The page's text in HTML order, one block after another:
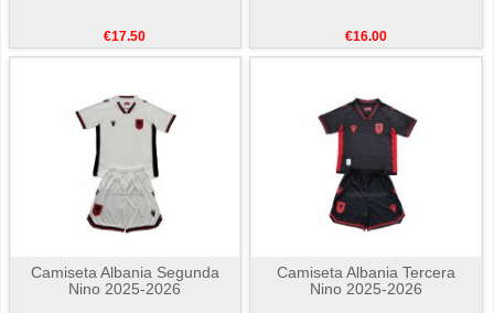
€17.50 €16.00
Camiseta Albania Segunda
Nino 2025-2026
Camiseta Albania Tercera
Nino 2025-2026